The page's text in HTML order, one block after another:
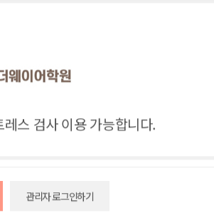
스 검사 이용 가능합니다.
관리자 로그인하기